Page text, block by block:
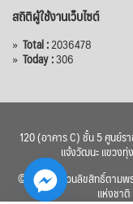
สถิติผู้ใช้งานเว็บไซต์
» Total :2036478
» Today :306
120 (อาคาร C) ชั้น 5 ศูนย์ร
แจ้งวัฒนะ แขวง
© 2560 สงวนลิขสิทธิ์ตามพ
แห่งชา